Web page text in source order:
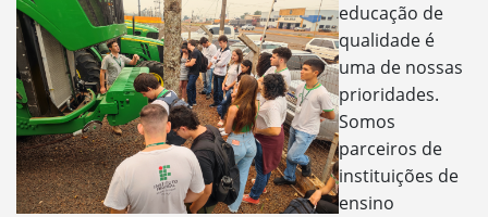
educação de
qualidade é
uma de nossas
prioridades.
Somos
parceiros de
instituições de
ensino